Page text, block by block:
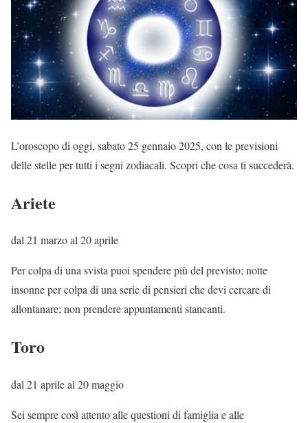
L’oroscopo di oggi, sabato 25 gennaio 2025, con le previsioni
delle stelle per tutti i segni zodiacali. Scopri che cosa ti succederà.
Ariete
dal 21 marzo al 20 aprile
Per colpa di una svista puoi spendere più del previsto; notte
insonne per colpa di una serie di pensieri che devi cercare di
allontanare; non prendere appuntamenti stancanti.
Toro
dal 21 aprile al 20 maggio
Sei sempre così attento alle questioni di famiglia e alle